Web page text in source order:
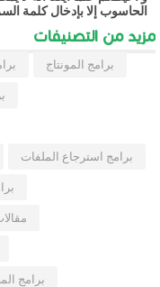
الحاسوب إلا بإدخال كلمة
مزيد من التصنيفات
برامج المونتاج
برامج استرجاع الملفات
برامج